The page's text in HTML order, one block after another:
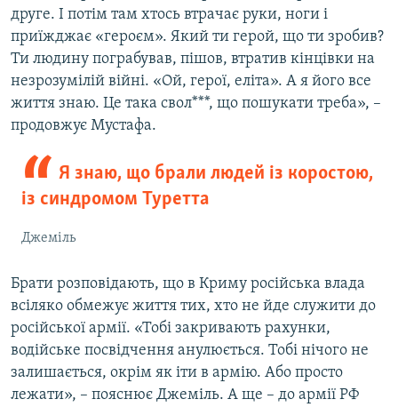
друге. І потім там хтось втрачає руки, ноги і
приїжджає «героєм». Який ти герой, що ти зробив?
Ти людину пограбував, пішов, втратив кінцівки на
незрозумілій війні. «Ой, герої, еліта». А я його все
життя знаю. Це така свол***, що пошукати треба», –
продовжує Мустафа.
Я знаю, що брали людей із коростою,
із синдромом Туретта
Джеміль
Брати розповідають, що в Криму російська влада
всіляко обмежує життя тих, хто не йде служити до
російської армії. «Тобі закривають рахунки,
водійське посвідчення анулюється. Тобі нічого не
залишається, окрім як іти в армію. Або просто
лежати», – пояснює Джеміль. А ще – до армії РФ